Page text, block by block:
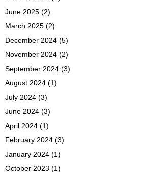
June 2025 (2)
March 2025 (2)
December 2024 (5)
November 2024 (2)
September 2024 (3)
August 2024 (1)
July 2024 (3)
June 2024 (3)
April 2024 (1)
February 2024 (3)
January 2024 (1)
October 2023 (1)